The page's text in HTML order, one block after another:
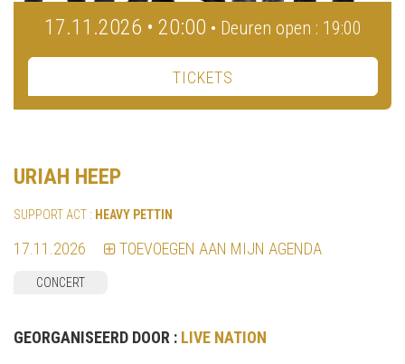
17.11.2026 • 20:00 • Deuren open : 19:00
TICKETS
URIAH HEEP
SUPPORT ACT : HEAVY PETTIN
17.11.2026 TOEVOEGEN AAN MIJN AGENDA
CONCERT
GEORGANISEERD DOOR : LIVE NATION